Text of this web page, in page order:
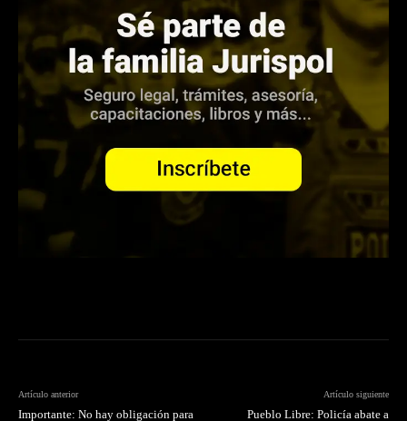
Artículo anterior
Importante: No hay obligación para
Artículo siguiente
Pueblo Libre: Policía abate a